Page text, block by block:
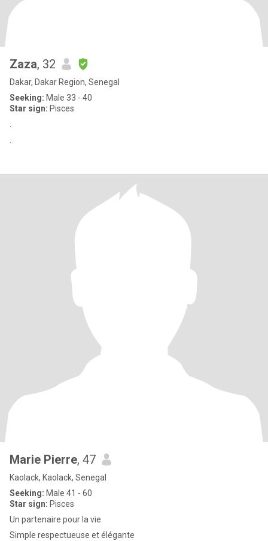
Zaza, 32
Dakar, Dakar Region, Senegal
Seeking: Male 33 - 40
Star sign: Pisces
Marie Pierre, 47
Kaolack, Kaolack, Senegal
Seeking: Male 41 - 60
Star sign: Pisces
Un partenaire pour la vie
Simple respectueuse et élégante